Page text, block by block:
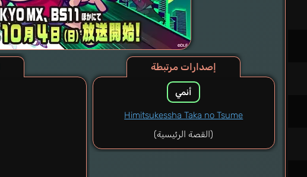
إصدارات مرتبطة
أنمي
Himitsukessha Taka no Tsume
(القصة الرئيسية)